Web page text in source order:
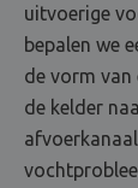
uitvoerige
bepalen we
de vorm van
de kelder